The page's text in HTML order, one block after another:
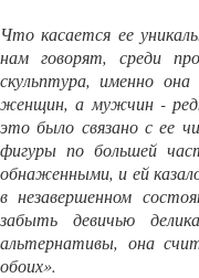
Что касается ее
нам говорят, среди
скульптура, именно
женщин, а мужчин -
это было связано с ее
фигуры по большей
обнаженными, и ей
в незавершенном
забыть девичью
альтернативы, она
обоих».